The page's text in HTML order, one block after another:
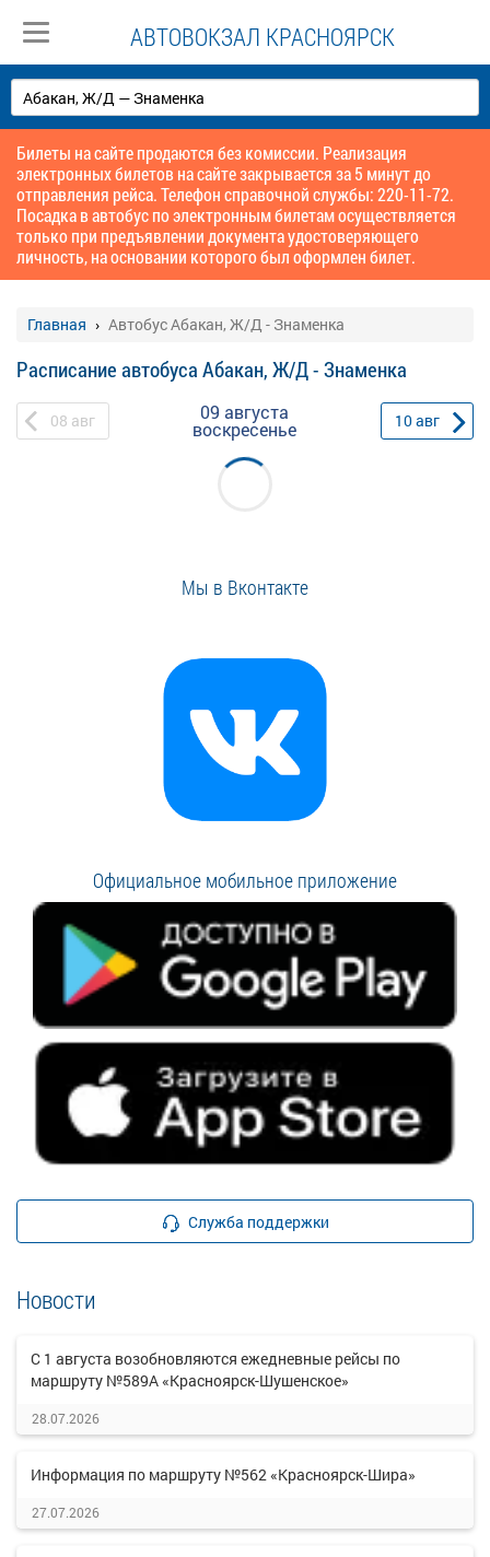
АВТОВОКЗАЛ КРАСНОЯРСК
Билеты на сайте продаются без комиссии. Реализация
электронных билетов на сайте закрывается за 5 минут до
отправления рейса. Телефон справочной службы: 220-11-72.
Посадка в автобус по электронным билетам осуществляется
только при предъявлении документа удостоверяющего
личность, на основании которого был оформлен билет.
Главная Автобус Абакан, Ж/Д - Знаменка
Расписание автобуса Абакан, Ж/Д - Знаменка
08 авг 09 августа
воскресенье 10авг
Мы в Вконтакте
Официальное мобильное приложение
Служба поддержки
Новости
С 1 августа возобновляются ежедневные рейсы по
маршруту №589А «Красноярск-Шушенское»
28.07.2026
Информация по маршруту №562 «Красноярск-Шира»
27.07.2026